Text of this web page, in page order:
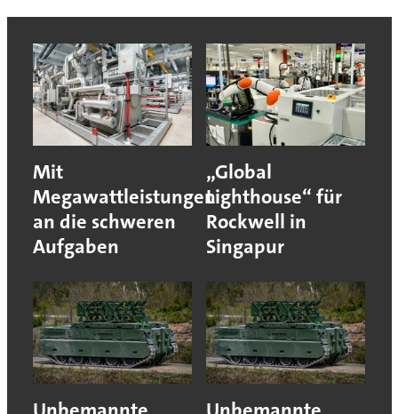
Mit
Megawattleistungen
an die schweren
Aufgaben
„Global
Lighthouse“ für
Rockwell in
Singapur